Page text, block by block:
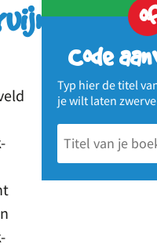
of
Code
Typ hier de titel
je wilt laten